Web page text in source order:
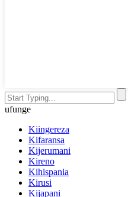
ufunge
Kiingereza
Kifaransa
Kijerumani
Kireno
Kihispania
Kirusi
Kijapani